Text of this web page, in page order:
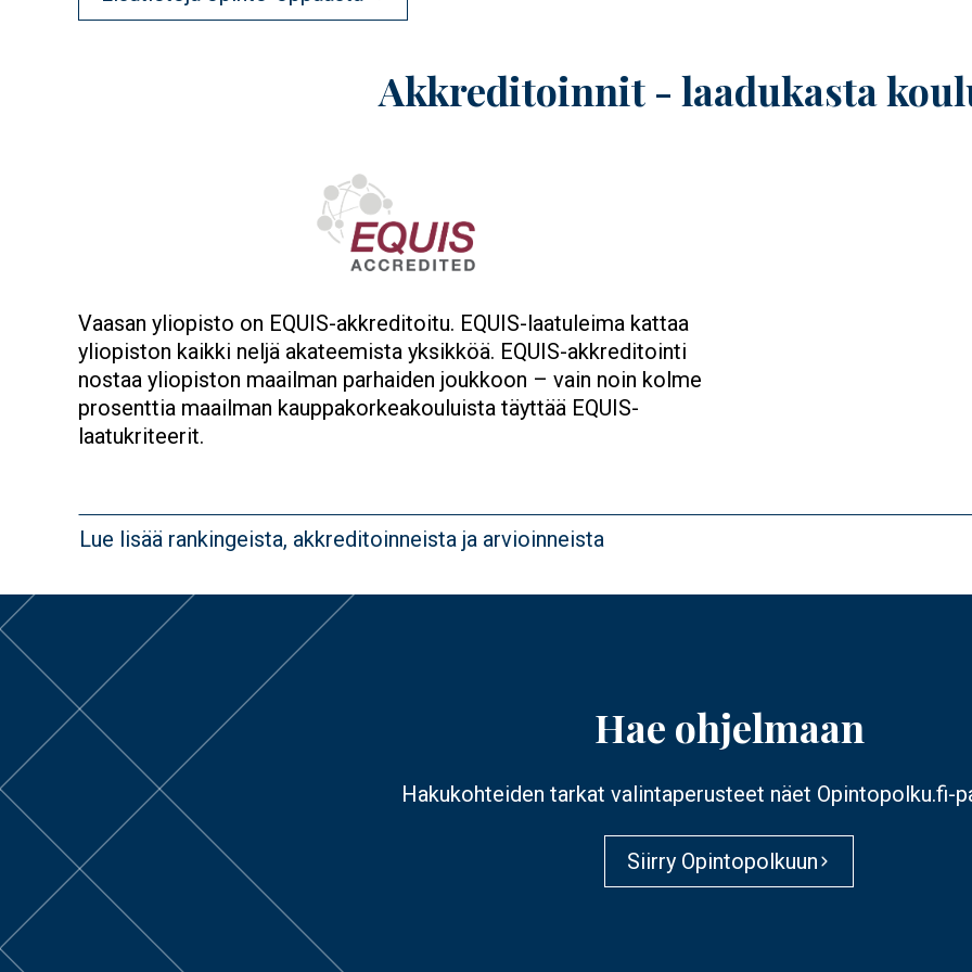
Akkreditoinnit - laadukasta
Image
Vaasan yliopisto on EQUIS-akkreditoitu. EQUIS-laatuleima kattaa
yliopiston kaikki neljä akateemista yksikköä. EQUIS-akkreditointi
nostaa yliopiston maailman parhaiden joukkoon – vain noin kolme
prosenttia maailman kauppakorkeakouluista täyttää EQUIS-
laatukriteerit.
Lue lisää rankingeista, akkreditoinneista ja arvioinneista
Hae ohjelmaan
Hakukohteiden tarkat valintaperusteet näet Opintopolku.fi-
Siirry Opintopolkuun